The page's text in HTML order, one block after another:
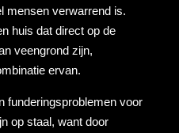
mensen verwarrend is.
huis dat direct op de
veengrond zijn,
ervan.
funderingsproblemen voor
op staal, want door